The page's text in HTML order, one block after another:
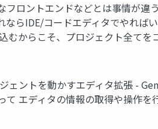
ロントエンドなどとは事情が
らIDE/コードエディタでやれば
からこそ、プロジェクト全て
ントを動かすエディタ拡張 -
て エディタの情報の取得や操